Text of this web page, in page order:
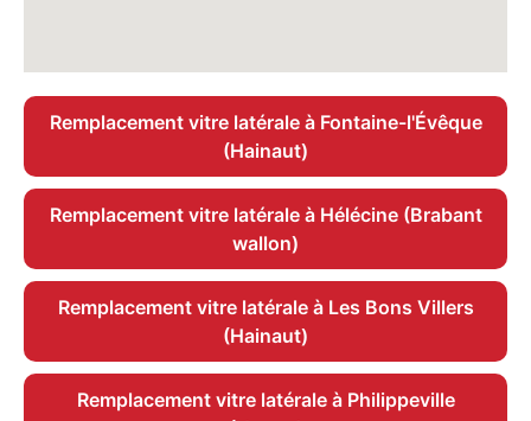
Remplacement vitre latérale à Fontaine-l'Évêque
(Hainaut)
Remplacement vitre latérale à Hélécine (Brabant
wallon)
Remplacement vitre latérale à Les Bons Villers
(Hainaut)
Remplacement vitre latérale à Philippeville